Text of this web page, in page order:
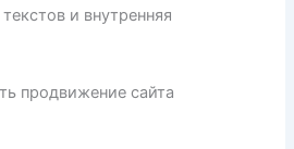
и внутренняя
продвижение сайта